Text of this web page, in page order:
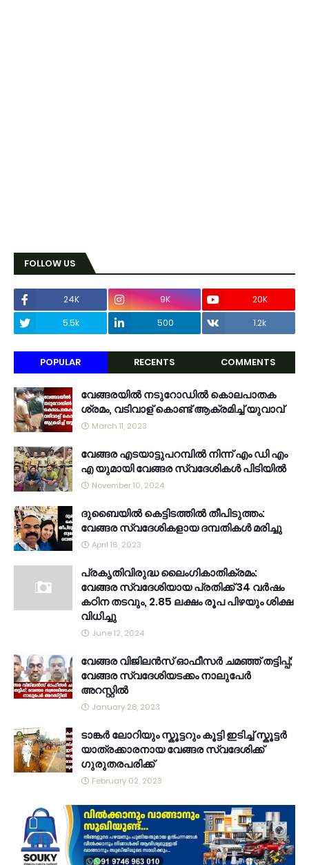
FOLLOW US
24K 9K
20K
5.5k
500 1.2k
POPULAR RECENTS COMMENTS
വേങ്ങരയിൽ നടുറോഡിൽ കൊലപാതക
ശ്രമം, വടിവാള് കൊണ്ട് ആക്രമിച്ച് യുവാവ്
March 11, 2023
വേങ്ങര എടയാട്ടുപറമ്പിൽ നിന്ന് എം ഡി എം
എ യുമായി വേങ്ങര സ്വദേശികൾ പിടിയിൽ
November 10, 2024
ദുബൈയിൽ കെട്ടിടത്തിൽ തീപിടുത്തം:
വേങ്ങര സ്വദേശികളായ ദമ്പതികൾ മരിച്ചു
April 16, 2023
പ്രകൃതിവിരുദ്ധ ലൈംഗികാതിക്രമം:
വേങ്ങര സ്വദേശിയായ പ്രതിക്ക് 34 വര്‍ഷം
കഠിന തടവും, 2.85 ലക്ഷം രൂപ പിഴയും ശിക്ഷ
വിധിച്ചു
June 12, 2024
വേങ്ങര വിജിലൻസ് ഓഫീസർ ചമഞ്ഞ് തട്ടിപ്പ്;
വേങ്ങര സ്വദേശിയടക്കം നാലുപേർ
അറസ്റ്റിൽ
January 28, 2023
ടാങ്കർ ലോറിയും സ്കൂട്ടറും കൂട്ടി ഇടിച്ച് സ്കൂട്ടർ
യാത്രക്കാരനായ വേങ്ങര സ്വദേശിക്ക്
ഗുരുതരപരിക്ക്
February 02, 2023